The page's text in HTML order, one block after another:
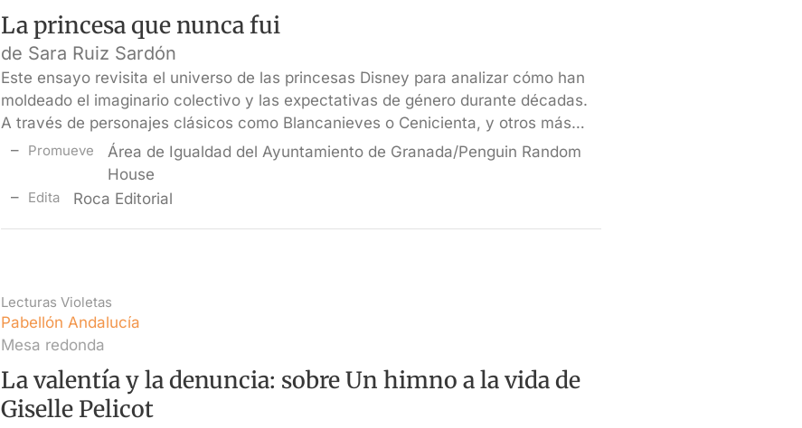
La princesa que nunca fui
de Sara Ruiz Sardón
Este ensayo revisita el universo de las princesas Disney para analizar cómo han
moldeado el imaginario colectivo y las expectativas de género durante décadas.
A través de personajes clásicos como Blancanieves o Cenicienta, y otros más…
Promueve
Área de Igualdad del Ayuntamiento de Granada/Penguin Random
House
Edita Roca Editorial
Lecturas Violetas
Pabellón Andalucía
Mesa redonda
La valentía y la denuncia: sobre Un himno a la vida de
Giselle Pelicot